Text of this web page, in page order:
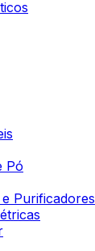
Pó
Purificadores